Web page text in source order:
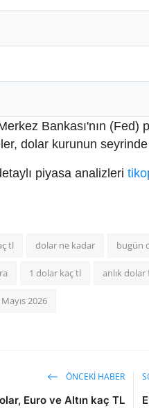
Bankası'nın
dolar kurunun
piyasa analizleri
tl dolar ne kadar bugün
1 dolar kaç tl anlık dolar
2026
ÖNCEKI HABER
Euro ve Altın kaç TL